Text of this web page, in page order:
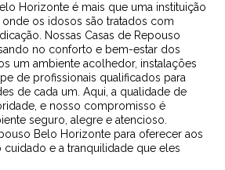
Horizonte é mais que uma instituição
os idosos são tratados com
Nossas Casas de Repouso
no conforto e bem-estar dos
um ambiente acolhedor, instalações
de profissionais qualificados para
de cada um. Aqui, a qualidade de
e nosso compromisso é
seguro, alegre e atencioso.
Belo Horizonte para oferecer aos
e a tranquilidade que eles